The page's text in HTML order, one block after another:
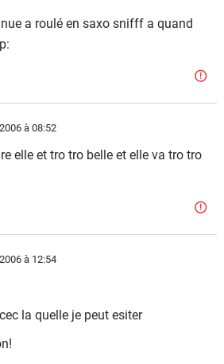
a roulé en saxo snifff a quand
à 08:52
elle et tro tro belle et elle va tro tro
à 12:54
la quelle je peut esiter